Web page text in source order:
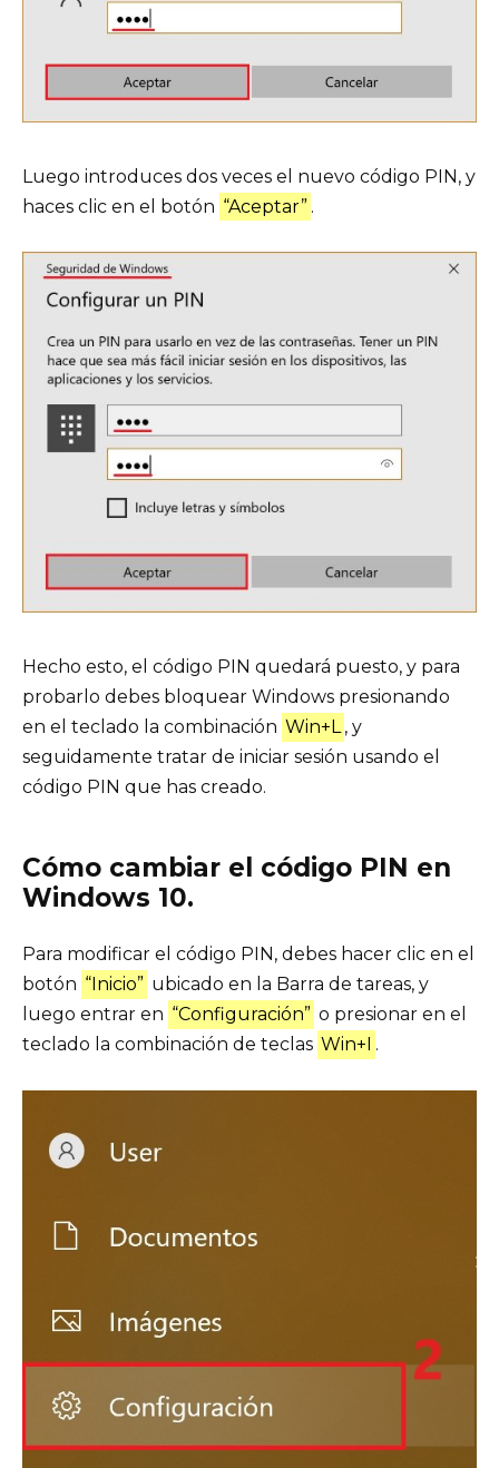
Luego introduces dos veces el nuevo código PIN, y
haces clic en el botón “Aceptar” .
Hecho esto, el código PIN quedará puesto, y para
probarlo debes bloquear Windows presionando
en el teclado la combinación Win+L , y
seguidamente tratar de iniciar sesión usando el
código PIN que has creado.
Cómo cambiar el código PIN en
Windows 10.
Para modificar el código PIN, debes hacer clic en el
botón “Inicio” ubicado en la Barra de tareas, y
luego entrar en “Configuración” o presionar en el
teclado la combinación de teclas Win+I .